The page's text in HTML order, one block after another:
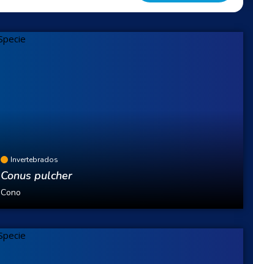
Invertebrados
Conus pulcher
Cono